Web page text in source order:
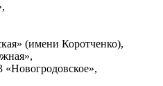
(имени Коротченко),